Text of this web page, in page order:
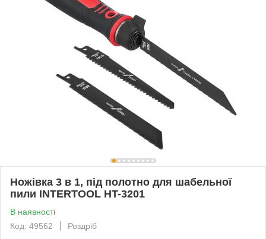
Ножівка 3 в 1, під полотно для шабельної
пили INTERTOOL HT-3201
В наявності
Код: 49562
Роздріб